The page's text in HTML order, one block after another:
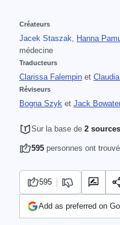
Créateurs
Jacek Staszak, Hanna
médecine
Traducteurs
Clarissa Falempin et
Réviseurs
Bogna Szyk et Jack
Sur la base de 2 sources
595 personnes ont
595
Add as preferred on